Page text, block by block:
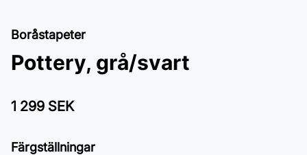
Boråstapeter
Pottery, grå/svart
1 299 SEK
Färgställningar